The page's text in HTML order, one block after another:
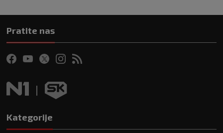
Pratite nas
Kategorije